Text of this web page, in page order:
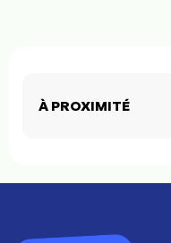
À PROXIMITÉ